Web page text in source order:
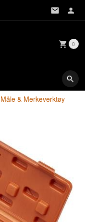
0
Måle & Merkeverktøy